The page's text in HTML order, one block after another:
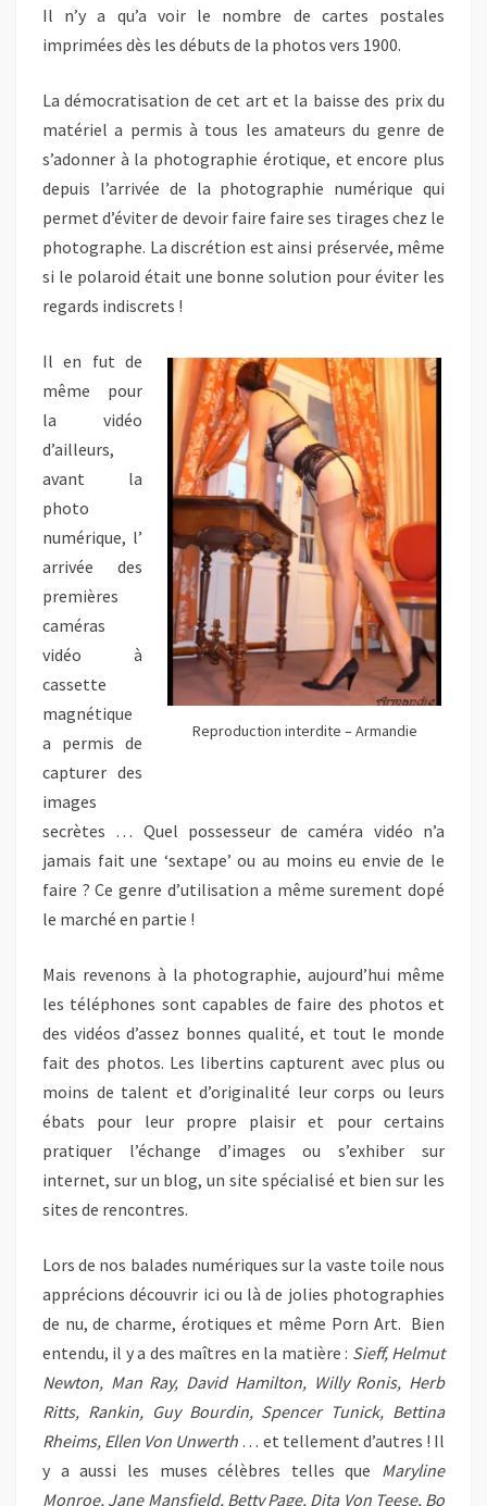
Il n’y a qu’a voir le nombre de cartes postales
imprimées dès les débuts de la photos vers 1900.
La démocratisation de cet art et la baisse des prix du
matériel a permis à tous les amateurs du genre de
s’adonner à la photographie érotique, et encore plus
depuis l’arrivée de la photographie numérique qui
permet d’éviter de devoir faire faire ses tirages chez le
photographe. La discrétion est ainsi préservée, même
si le polaroid était une bonne solution pour éviter les
regards indiscrets !
Reproduction interdite – Armandie
Il en fut de
même pour
la vidéo
d’ailleurs,
avant la
photo
numérique, l’
arrivée des
premières
caméras
vidéo à
cassette
magnétique
a permis de
capturer des
images
secrètes … Quel possesseur de caméra vidéo n’a
jamais fait une ‘sextape’ ou au moins eu envie de le
faire ? Ce genre d’utilisation a même surement dopé
le marché en partie !
Mais revenons à la photographie, aujourd’hui même
les téléphones sont capables de faire des photos et
des vidéos d’assez bonnes qualité, et tout le monde
fait des photos. Les libertins capturent avec plus ou
moins de talent et d’originalité leur corps ou leurs
ébats pour leur propre plaisir et pour certains
pratiquer l’échange d’images ou s’exhiber sur
internet, sur un blog, un site spécialisé et bien sur les
sites de rencontres.
Lors de nos balades numériques sur la vaste toile nous
apprécions découvrir ici ou là de jolies photographies
de nu, de charme, érotiques et même Porn Art. Bien
entendu, il y a des maîtres en la matière : Sieff, Helmut
Newton, Man Ray, David Hamilton, Willy Ronis, Herb
Ritts, Rankin, Guy Bourdin, Spencer Tunick, Bettina
Rheims, Ellen Von Unwerth … et tellement d’autres ! Il
y a aussi les muses célèbres telles que Maryline
Monroe, Jane Mansfield, Betty Page, Dita Von Teese, Bo